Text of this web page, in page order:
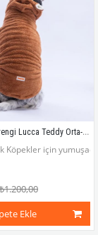
ponçik sweatshirt
Pawstar Kahverengi Lucca Teddy Orta-Büyük Irk Köpek Pofuduk Hoodie Sweatshirt
Köpekler için
₺1.200,00
Ekle